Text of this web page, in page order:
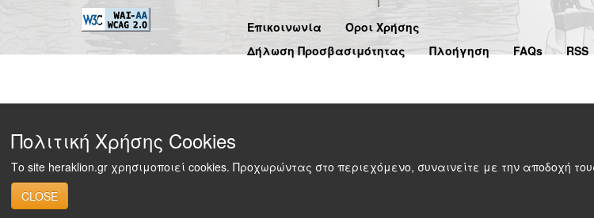
Επικοινωνία
Όροι Χρήσης
Δήλωση Προσβασιμότητας
Πλοήγηση FAQs RSS
Πολιτική Χρήσης Cookies
Το site heraklion.gr χρησιμοποιεί cookies. Προχωρώντας στο περιεχόμενο, συναινείτε με την αποδοχή
CLOSE